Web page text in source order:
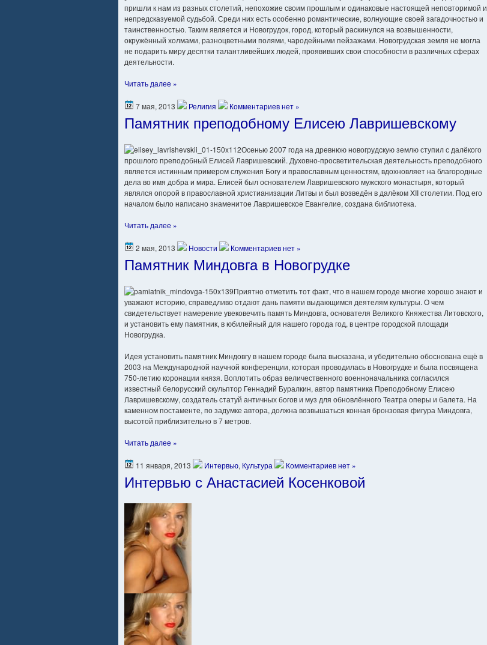
пришли к нам из разных столетий, непохожие своим прошлым и одинаковые настоящей неповторимой и
непредсказуемой судьбой. Среди них есть особенно романтические, волнующие своей загадочностью и
таинственностью. Таким является и Новогрудок, город, который раскинулся на возвышенности,
окружённый холмами, разноцветными полями, чародейными пейзажами. Новогрудская земля не могла
не подарить миру десятки талантливейших людей, проявивших свои способности в различных сферах
деятельности.
Читать далее »
7 мая, 2013 Религия Комментариев нет »
Памятник преподобному Елисею Лавришевскому
Осенью 2007 года на древнюю новогрудскую землю ступил с далёкого
прошлого преподобный Елисей Лавришевский. Духовно-просветительская деятельность преподобного
является истинным примером служения Богу и православным ценностям, вдохновляет на благородные
дела во имя добра и мира. Елисей был основателем Лавришевского мужского монастыря, который
являлся опорой в православной христианизации Литвы и был возведён в далёком XII столетии. Под его
началом было написано знаменитое Лавришевское Евангелие, создана библиотека.
Читать далее »
2 мая, 2013 Новости Комментариев нет »
Памятник Миндовга в Новогрудке
Приятно отметить тот факт, что в нашем городе многие хорошо знают и
уважают историю, справедливо отдают дань памяти выдающимся деятелям культуры. О чем
свидетельствует намерение увековечить память Миндовга, основателя Великого Княжества Литовского,
и установить ему памятник, в юбилейный для нашего города год, в центре городской площади
Новогрудка.
Идея установить памятник Миндовгу в нашем городе была высказана, и убедительно обоснована ещё в
2003 на Международной научной конференции, которая проводилась в Новогрудке и была посвящена
750-летию коронации князя. Воплотить образ величественного военноначальника согласился
известный белорусский скульптор Геннадий Буралкин, автор памятника Преподобному Елисею
Лавришевскому, создатель статуй античных богов и муз для обновлённого Театра оперы и балета. На
каменном постаменте, по задумке автора, должна возвышаться конная бронзовая фигура Миндовга,
высотой приблизительно в 7 метров.
Читать далее »
11 января, 2013 Интервью, Культура Комментариев нет »
Интервью с Анастасией Косенковой